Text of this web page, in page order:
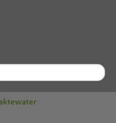
uitbreiden zwembad